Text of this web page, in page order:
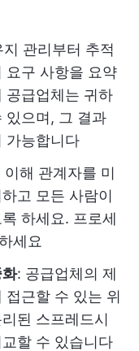
지 관리부터 추적
요구 사항을 요약
공급업체는 귀하
있으며, 그 결과
가능합니다
이해 관계자를 미
고 모든 사람이
하세요. 프로세
세요
: 공급업체의 제
접근할 수 있는 위
된 스프레드시
할 수 있습니다